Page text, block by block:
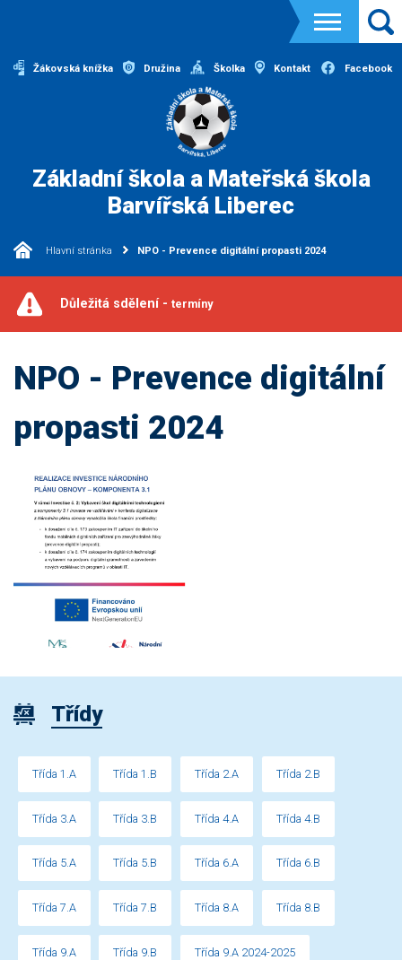
Žákovská knížka Družina Školka Kontakt Facebook
Základní škola a Mateřská škola
Barvířská Liberec
Hlavní stránka NPO - Prevence digitální propasti 2024
Důležitá sdělení - termíny
NPO - Prevence digitální
propasti 2024
Třídy
Třída 1.A Třída 1.B Třída 2.A Třída 2.B
Třída 3.A Třída 3.B Třída 4.A Třída 4.B
Třída 5.A Třída 5.B Třída 6.A Třída 6.B
Třída 7.A Třída 7.B Třída 8.A Třída 8.B
Třída 9.A Třída 9.B Třída 9.A 2024-2025